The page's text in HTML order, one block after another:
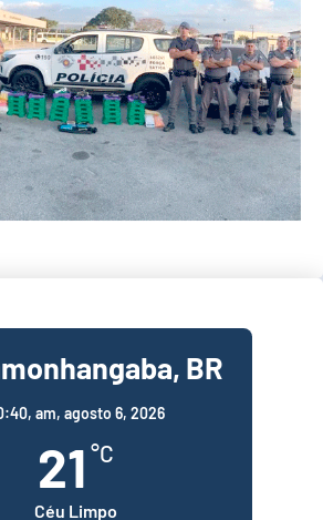
BR
am, agosto 6, 2026
21 °C
Céu Limpo